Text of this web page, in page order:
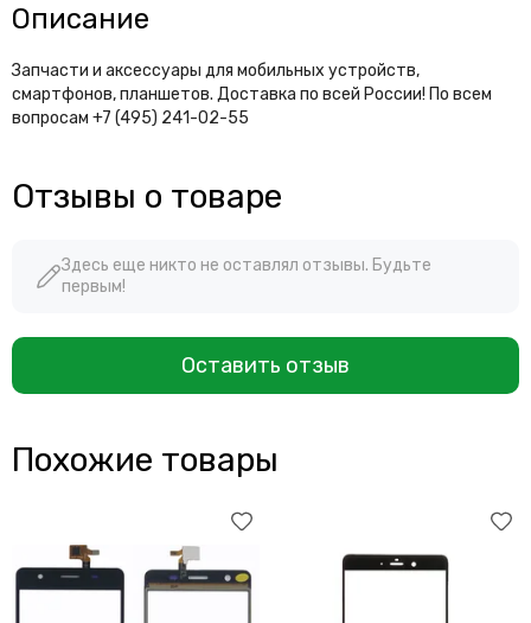
Описание
Запчасти и аксессуары для мобильных устройств,
смартфонов, планшетов. Доставка по всей России! По всем
вопросам +7 (495) 241-02-55
Отзывы о товаре
Здесь еще никто не оставлял отзывы. Будьте
первым!
Оставить отзыв
Похожие товары